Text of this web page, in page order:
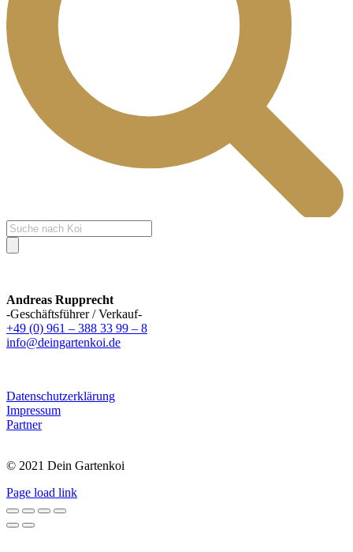
Products
search
Andreas Rupprecht
-Geschäftsführer / Verkauf-
+49 (0) 961 – 388 33 99 – 8
info@deingartenkoi.de
Datenschutzerklärung
Impressum
Partner
© 2021 Dein Gartenkoi
Page load link